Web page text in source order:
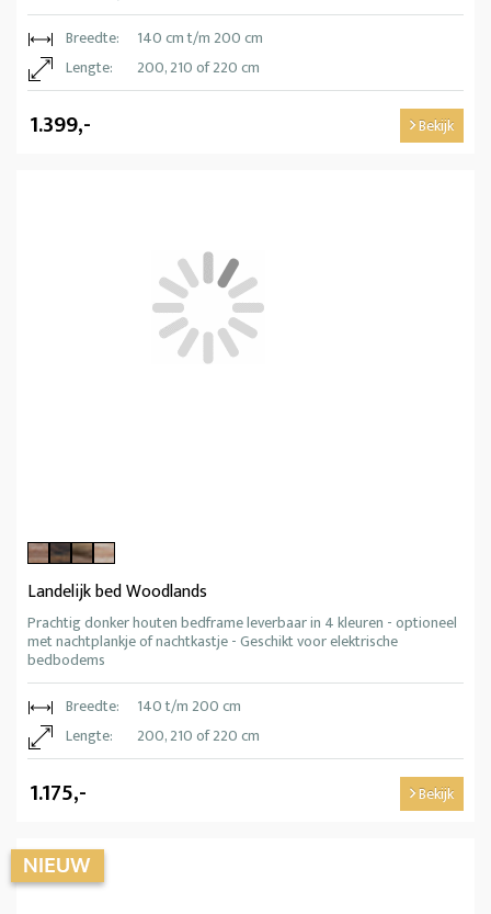
Breedte:
140 cm t/m 200 cm
Lengte:
200, 210 of 220 cm
1.399,- Bekijk
Landelijk bed Woodlands
Prachtig donker houten bedframe leverbaar in 4 kleuren - optioneel
met nachtplankje of nachtkastje - Geschikt voor elektrische
bedbodems
Breedte:
140 t/m 200 cm
Lengte:
200, 210 of 220 cm
1.175,- Bekijk